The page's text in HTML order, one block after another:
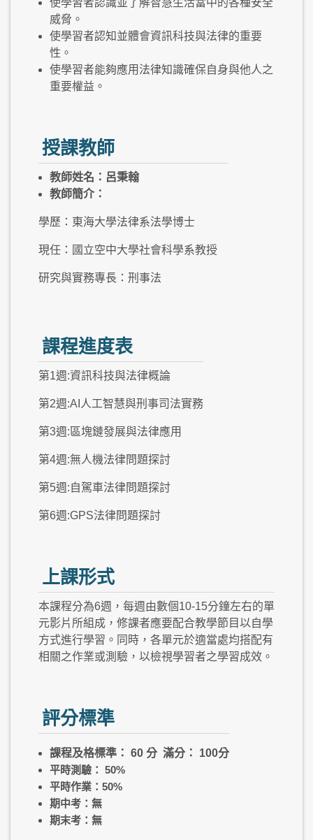
使學習者認識並了解智慧生活當中的各種安全
威脅。
使學習者認知並體會資訊科技與法律的重要
性。
使學習者能夠應用法律知識確保自身與他人之
重要權益。
授課教師
教師姓名：呂秉翰
教師簡介：
學歷：東海大學法律系法學博士
現任：國立空中大學社會科學系教授
研究與實務專長：刑事法
課程進度表
第1週:資訊科技與法律概論
第2週:AI人工智慧與刑事司法實務
第3週:區塊鏈發展與法律應用
第4週:無人機法律問題探討
第5週:自駕車法律問題探討
第6週:GPS法律問題探討
上課形式
本課程分為6週，每週由數個10-15分鐘左右的單
元影片所組成，修課者應要配合教學節目以自學
方式進行學習。同時，各單元於適當處均搭配有
相關之作業或測驗，以檢視學習者之學習成效。
評分標準
課程及格標準： 60 分 滿分： 100分
平時測驗： 50%
平時作業：50%
期中考：無
期末考：無